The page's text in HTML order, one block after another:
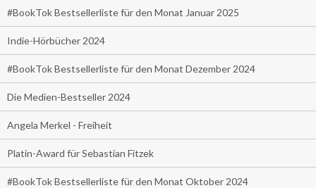
#BookTok Bestsellerliste für den Monat Januar 2025
Indie-Hörbücher 2024
#BookTok Bestsellerliste für den Monat Dezember 2024
Die Medien-Bestseller 2024
Angela Merkel - Freiheit
Platin-Award für Sebastian Fitzek
#BookTok Bestsellerliste für den Monat Oktober 2024